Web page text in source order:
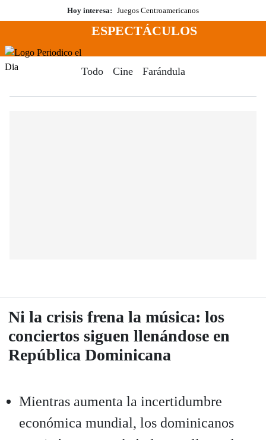
al
Hoy interesa: Juegos Centroamericanos
Menú
ESPECTÁCULOS
Todo Cine Farándula
Ni la crisis frena la música: los
conciertos siguen llenándose en
República Dominicana
Mientras aumenta la incertidumbre
económica mundial, los dominicanos